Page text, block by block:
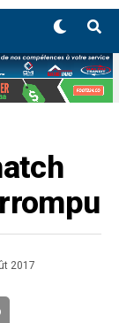
2017